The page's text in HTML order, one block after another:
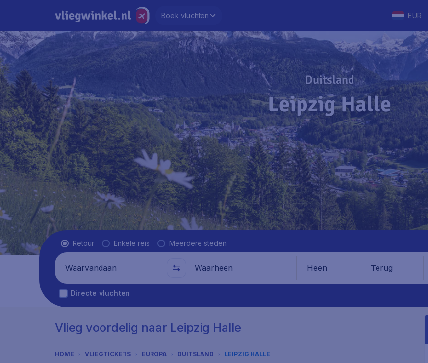
Boek vluchten EUR
Duitsland
Leipzig Halle
Vluchttype
Retour Enkele reis Meerdere steden
Waarvandaan Waarheen Heen Terug
Directe vluchten
Vlieg voordelig naar Leipzig Halle
HOME VLIEGTICKETS EUROPA DUITSLAND LEIPZIG HALLE